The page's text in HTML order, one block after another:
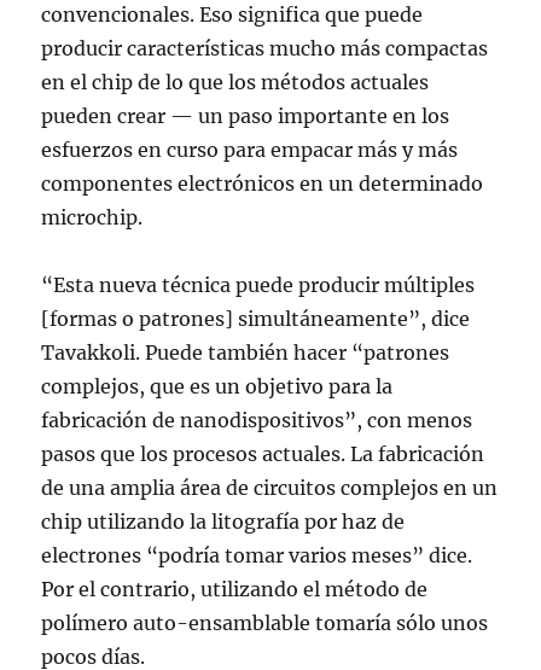
convencionales. Eso significa que puede
producir características mucho más compactas
en el chip de lo que los métodos actuales
pueden crear — un paso importante en los
esfuerzos en curso para empacar más y más
componentes electrónicos en un determinado
microchip.
“Esta nueva técnica puede producir múltiples
[formas o patrones] simultáneamente”, dice
Tavakkoli. Puede también hacer “patrones
complejos, que es un objetivo para la
fabricación de nanodispositivos”, con menos
pasos que los procesos actuales. La fabricación
de una amplia área de circuitos complejos en un
chip utilizando la litografía por haz de
electrones “podría tomar varios meses” dice.
Por el contrario, utilizando el método de
polímero auto-ensamblable tomaría sólo unos
pocos días.